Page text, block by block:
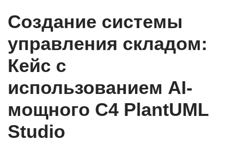
Создание системы
управления складом:
Кейс с
использованием AI-
мощного C4 PlantUML
Studio